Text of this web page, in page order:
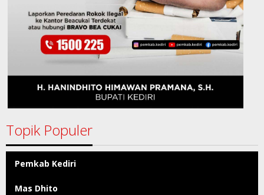
Topik Populer
Pemkab Kediri
Mas Dhito